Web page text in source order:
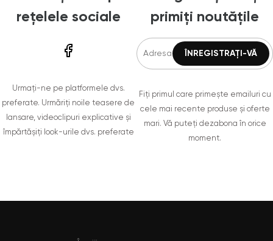
rețelele sociale
Urmați-ne pe platformele dvs.
preferate. Urmăriți noile teasere de
lansare, videoclipuri explicative și
împărtășiți look-urile dvs. preferate
primiți noutățile
Fiți primul care primește emailuri cu
cele mai recente produse și oferte
mari. Vă puteți dezabona în orice
moment.